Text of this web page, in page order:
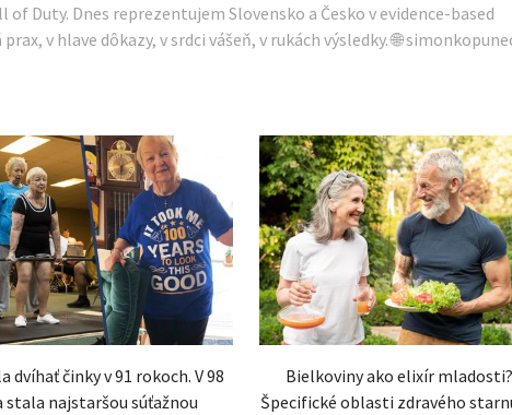
Duty. Dnes reprezentujem Slovensko a Česko v evidence-based
v hlave dôkazy, v srdci vášeň, v rukách výsledky. 🌐
dvíhať činky v 91 rokoch. V 98
stala najstaršou súťažnou
Bielkoviny ako elixír
Špecifické oblasti zdravého